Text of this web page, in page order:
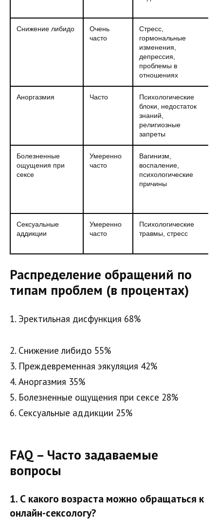
Снижение либидо
Очень
часто
Стресс,
гормональные
изменения,
депрессия,
проблемы в
отношениях
Аноргазмия Часто
Психологические
блоки, недостаток
знаний,
религиозные
запреты
Болезненные
ощущения при
сексе
Умеренно
часто
Вагинизм,
воспаление,
психологические
причины
Сексуальные
аддикции
Умеренно
часто
Психологические
травмы, стресс
Распределение обращений по
типам проблем (в процентах)
1. Эректильная дисфункция 68%
2. Снижение либидо 55%
3. Преждевременная эякуляция 42%
4. Аноргазмия 35%
5. Болезненные ощущения при сексе 28%
6. Сексуальные аддикции 25%
FAQ – Часто задаваемые
вопросы
1. С какого возраста можно обращаться к
онлайн-сексологу?